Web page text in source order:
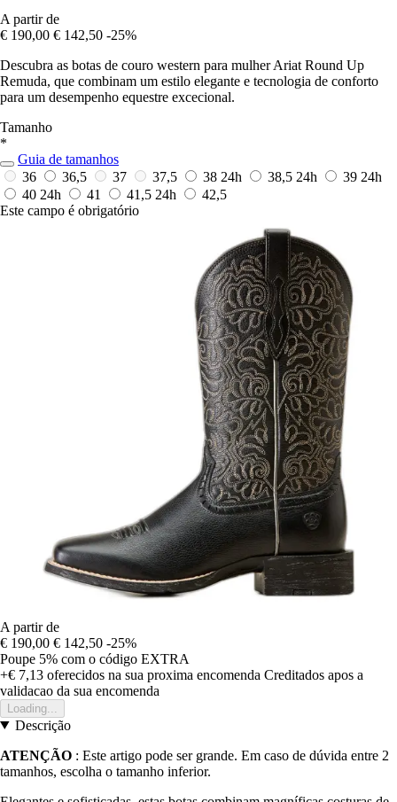
A partir de
€ 190,00 € 142,50 -25%
Descubra as botas de couro western para mulher Ariat Round Up
Remuda, que combinam um estilo elegante e tecnologia de conforto
para um desempenho equestre excecional.
Tamanho
*
Guia de tamanhos
36
36,5 37 37,5 38 24h 38,5 24h 39 24h
40 24h 41 41,5 24h
42,5
Este campo é obrigatório
A partir de
€ 190,00 € 142,50 -25%
Poupe 5% com o código EXTRA
+€ 7,13 oferecidos na sua proxima encomenda Creditados apos a
validacao da sua encomenda
Loading...
Descrição
ATENÇÃO : Este artigo pode ser grande. Em caso de dúvida entre 2
tamanhos, escolha o tamanho inferior.